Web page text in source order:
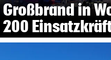
Großbrand in
200